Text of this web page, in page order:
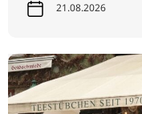
21.08.2026